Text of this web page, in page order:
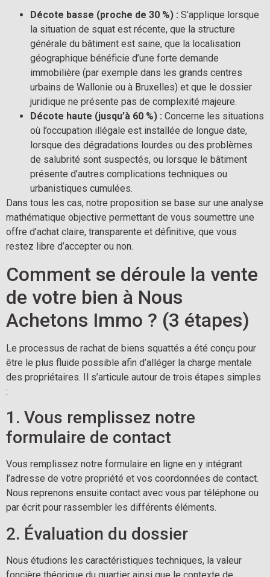
Décote basse (proche de 30 %) : S’applique lorsque
la situation de squat est récente, que la structure
générale du bâtiment est saine, que la localisation
géographique bénéficie d’une forte demande
immobilière (par exemple dans les grands centres
urbains de Wallonie ou à Bruxelles) et que le dossier
juridique ne présente pas de complexité majeure.
Décote haute (jusqu’à 60 %) : Concerne les situations
où l’occupation illégale est installée de longue date,
lorsque des dégradations lourdes ou des problèmes
de salubrité sont suspectés, ou lorsque le bâtiment
présente d’autres complications techniques ou
urbanistiques cumulées.
Dans tous les cas, notre proposition se base sur une analyse
mathématique objective permettant de vous soumettre une
offre d’achat claire, transparente et définitive, que vous
restez libre d’accepter ou non.
Comment se déroule la vente
de votre bien à Nous
Achetons Immo ? (3 étapes)
Le processus de rachat de biens squattés a été conçu pour
être le plus fluide possible afin d’alléger la charge mentale
des propriétaires. Il s’articule autour de trois étapes simples
:
1. Vous remplissez notre
formulaire de contact
Vous remplissez notre formulaire en ligne en y intégrant
l’adresse de votre propriété et vos coordonnées de contact.
Nous reprenons ensuite contact avec vous par téléphone ou
par écrit pour rassembler les différents éléments.
2. Évaluation du dossier
Nous étudions les caractéristiques techniques, la valeur
foncière théorique du quartier ainsi que le contexte de